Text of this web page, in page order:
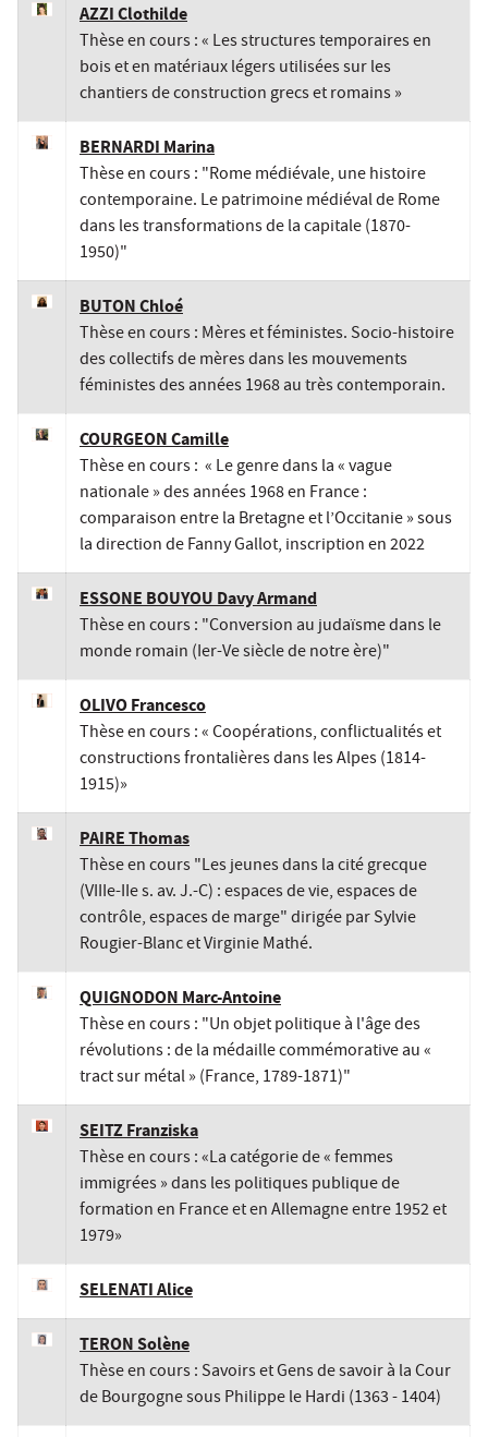
AZZI Clothilde
Thèse en cours : « Les structures temporaires en
bois et en matériaux légers utilisées sur les
chantiers de construction grecs et romains »
BERNARDI Marina
Thèse en cours : "Rome médiévale, une histoire
contemporaine. Le patrimoine médiéval de Rome
dans les transformations de la capitale (1870-
1950)"
BUTON Chloé
Thèse en cours : Mères et féministes. Socio-histoire
des collectifs de mères dans les mouvements
féministes des années 1968 au très contemporain.
COURGEON Camille
Thèse en cours : « Le genre dans la « vague
nationale » des années 1968 en France :
comparaison entre la Bretagne et l’Occitanie » sous
la direction de Fanny Gallot, inscription en 2022
ESSONE BOUYOU Davy Armand
Thèse en cours : "Conversion au judaïsme dans le
monde romain (Ier-Ve siècle de notre ère)"
OLIVO Francesco
Thèse en cours : « Coopérations, conflictualités et
constructions frontalières dans les Alpes (1814-
1915)»
PAIRE Thomas
Thèse en cours "Les jeunes dans la cité grecque
(VIIIe-IIe s. av. J.-C) : espaces de vie, espaces de
contrôle, espaces de marge" dirigée par Sylvie
Rougier-Blanc et Virginie Mathé.
QUIGNODON Marc-Antoine
Thèse en cours : "Un objet politique à l'âge des
révolutions : de la médaille commémorative au «
tract sur métal » (France, 1789-1871)"
SEITZ Franziska
Thèse en cours : «La catégorie de « femmes
immigrées » dans les politiques publique de
formation en France et en Allemagne entre 1952 et
1979»
SELENATI Alice
TERON Solène
Thèse en cours : Savoirs et Gens de savoir à la Cour
de Bourgogne sous Philippe le Hardi (1363 - 1404)